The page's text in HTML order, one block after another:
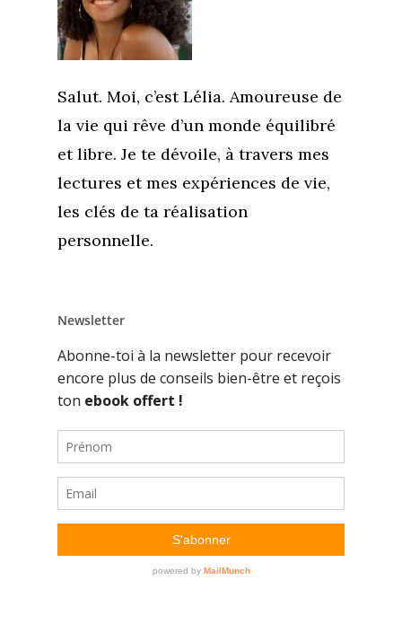
Salut. Moi, c’est Lélia. Amoureuse de
la vie qui rêve d’un monde équilibré
et libre. Je te dévoile, à travers mes
lectures et mes expériences de vie,
les clés de ta réalisation
personnelle.
Newsletter
Accueil
Commence ici